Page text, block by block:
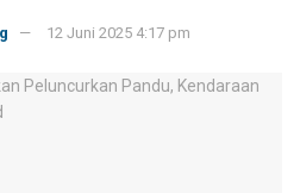
12 Juni 2025 4:17 pm